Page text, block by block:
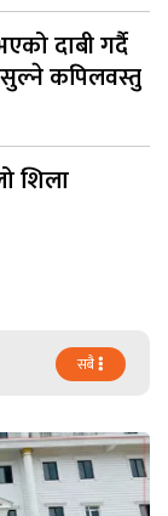
दाबी गर्दै
कपिलवस्तु
शिला
सबै